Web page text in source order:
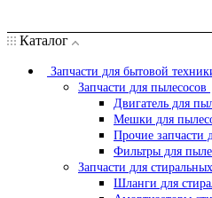
Каталог
Запчасти для бытовой
Запчасти для пылесосов
Двигатель для
Мешки для
Прочие запчасти
Фильтры для
Запчасти для
Шланги для